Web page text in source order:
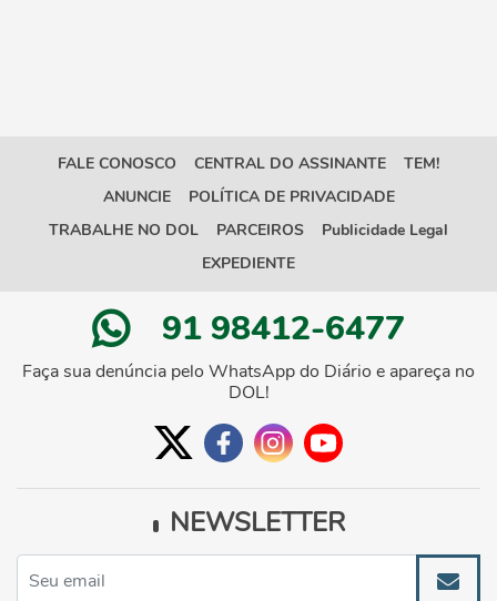
FALE CONOSCO CENTRAL DO ASSINANTE
TEM!
ANUNCIE
POLÍTICA DE PRIVACIDADE
TRABALHE NO DOL
PARCEIROS
Publicidade Legal
EXPEDIENTE
91 98412-6477
Faça sua denúncia pelo WhatsApp do Diário e apareça no
DOL!
NEWSLETTER